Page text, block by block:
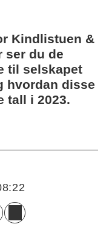
Kindlistuen &
ser du de
til selskapet
hvordan disse
tall i 2023.